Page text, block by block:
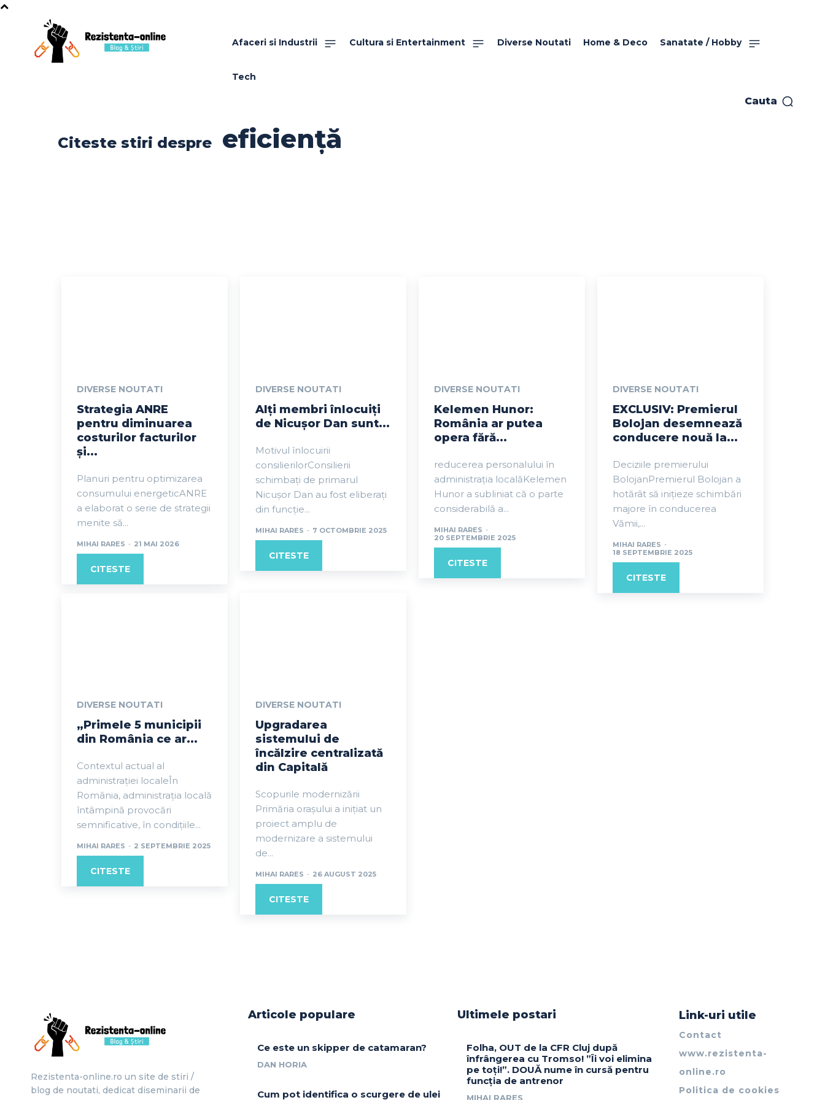
Afaceri si Industrii Cultura si Entertainment Diverse Noutati Home & Deco Sanatate / Hobby
Tech
Cauta
Citeste stiri despre eficiență
DIVERSE NOUTATI
Strategia ANRE
pentru diminuarea
costurilor facturilor
și...
Planuri pentru optimizarea
consumului energeticANRE
a elaborat o serie de strategii
menite să...
MIHAI RARES - 21 MAI 2026
CITESTE
DIVERSE NOUTATI
Alți membri înlocuiți
de Nicușor Dan sunt...
Motivul înlocuirii
consilierilorConsilierii
schimbați de primarul
Nicușor Dan au fost eliberați
din funcție...
MIHAI RARES - 7 OCTOMBRIE 2025
CITESTE
DIVERSE NOUTATI
Kelemen Hunor:
România ar putea
opera fără...
reducerea personalului în
administrația localăKelemen
Hunor a subliniat că o parte
considerabilă a...
MIHAI RARES -
20 SEPTEMBRIE 2025
CITESTE
DIVERSE NOUTATI
EXCLUSIV: Premierul
Bolojan desemnează
conducere nouă la...
Deciziile premierului
BolojanPremierul Bolojan a
hotărât să inițieze schimbări
majore în conducerea
Vămii,...
MIHAI RARES -
18 SEPTEMBRIE 2025
CITESTE
DIVERSE NOUTATI
„Primele 5 municipii
din România ce ar...
Contextul actual al
administrației localeÎn
România, administrația locală
întâmpină provocări
semnificative, în condițiile...
MIHAI RARES - 2 SEPTEMBRIE 2025
CITESTE
DIVERSE NOUTATI
Upgradarea
sistemului de
încălzire centralizată
din Capitală
Scopurile modernizării
Primăria orașului a inițiat un
proiect amplu de
modernizare a sistemului
de...
MIHAI RARES - 26 AUGUST 2025
CITESTE
Rezistenta-online.ro un site de stiri /
blog de noutati, dedicat diseminarii de
Articole populare
Ce este un skipper de catamaran?
DAN HORIA
Cum pot identifica o scurgere de ulei
Ultimele postari
Folha, OUT de la CFR Cluj după
înfrângerea cu Tromso! ”Îi voi elimina
pe toți!”. DOUĂ nume în cursă pentru
funcția de antrenor
MIHAI RARES
Link-uri utile
Contact
www.rezistenta-
online.ro
Politica de cookies